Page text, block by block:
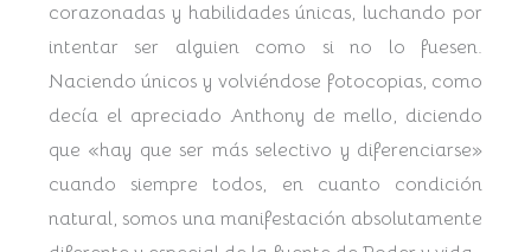
corazonadas y habilidades únicas, luchando por
intentar ser alguien como si no lo fuesen.
Naciendo únicos y volviéndose fotocopias, como
decía el apreciado Anthony de mello, diciendo
que «hay que ser más selectivo y diferenciarse»
cuando siempre todos, en cuanto condición
natural, somos una manifestación absolutamente